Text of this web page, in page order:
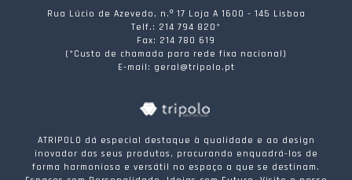
Rua Lúcio de Azevedo, n.º 17 Loja A 1600 - 145 Lisboa
Telf.: 214 794 820*
Fax: 214 780 619
(*Custo de chamada para rede fixa nacional)
E-mail: geral@tripolo.pt
ATRIPOLO dá especial destaque à qualidade e ao design
inovador dos seus produtos, procurando enquadrá-los de
forma harmoniosa e versátil no espaço a que se destinam.